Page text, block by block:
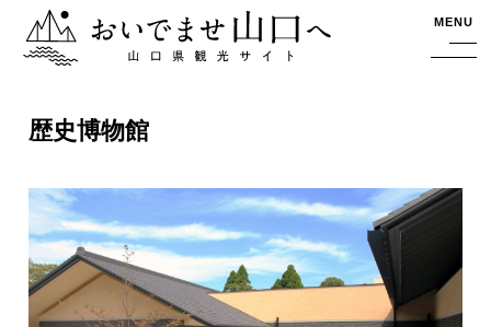
おいでませ山口へー山口県観光サイト MENU
歴史博物館